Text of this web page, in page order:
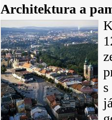
Architektura a